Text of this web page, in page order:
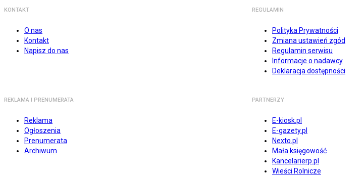
KONTAKT
O nas
Kontakt
Napisz do nas
REGULAMIN
Polityka Prywatności
Zmiana ustawień zgód
Regulamin serwisu
Informacje o nadawcy
Deklaracja dostępności
REKLAMA I PRENUMERATA
Reklama
Ogłoszenia
Prenumerata
Archiwum
PARTNERZY
E-kiosk.pl
E-gazety.pl
Nexto.pl
Mała księgowość
Kancelarierp.pl
Wieści Rolnicze